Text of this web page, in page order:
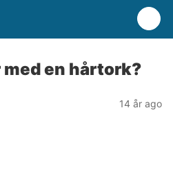
en hårtork?
14 år ago